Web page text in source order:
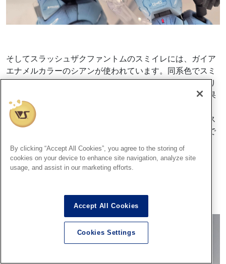
そしてスラッシュザクファントムのスミイレには、ガイア
エナメルカラーのシアンが使われています。同系色でスミ
イレをすることにより、自然な陰影効果が生まれるばかり
か、パーツの色になじみ、より自然で立体的に見える効果
が出ていますね。
独自の塗装アレンジによるグラデーションと、同系色のス
ミイレ効果により、爽やか且つ美しく仕上げられた作品で
By clicking “Accept All Cookies”, you agree to the storing of
cookies on your device to enhance site navigation, analyze site
usage, and assist in our marketing efforts.
Accept All Cookies
Cookies Settings